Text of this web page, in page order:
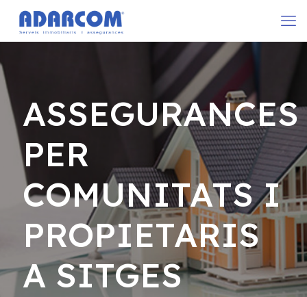
ASSEGURANCES
PER
COMUNITATS I
PROPIETARIS
A SITGES